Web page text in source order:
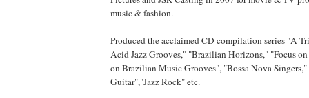
music & fashion.
Produced the acclaimed CD compilation series "A
Acid Jazz Grooves," "Brazilian Horizons," "Focus
on Brazilian Music Grooves", "Bossa Nova
Guitar","Jazz Rock" etc.